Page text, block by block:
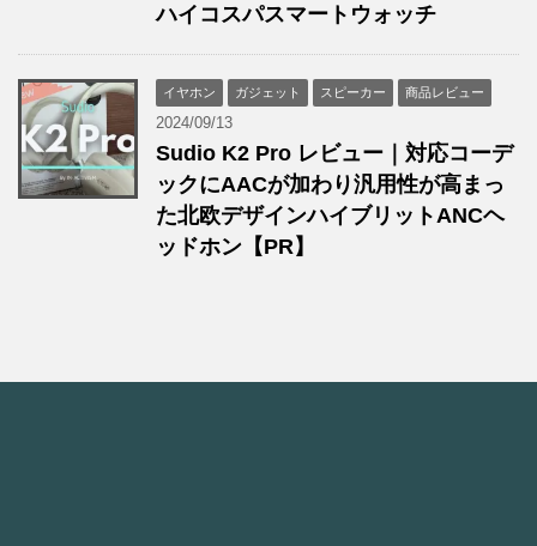
ハイコスパスマートウォッチ
イヤホン ガジェット スピーカー 商品レビュー
2024/09/13
Sudio K2 Pro レビュー｜対応コーデ
ックにAACが加わり汎用性が高まっ
た北欧デザインハイブリットANCヘ
ッドホン【PR】